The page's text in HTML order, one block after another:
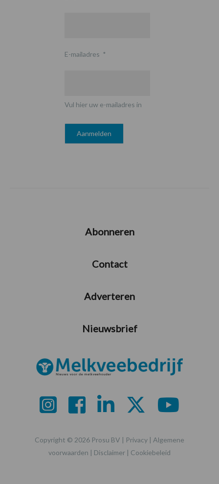
E-mailadres *
Vul hier uw e-mailadres in
Abonneren
Contact
Adverteren
Nieuwsbrief
Copyright © 2026 Prosu BV | Privacy
Algemene
voorwaarden
Disclaimer Cookiebeleid